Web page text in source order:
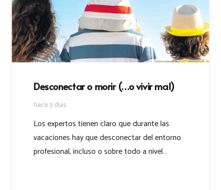
Desconectar o morir (…o vivir mal)
hace 3 días
Los expertos tienen claro que durante las
vacaciones hay que desconectar del entorno
profesional, incluso o sobre todo a nivel…